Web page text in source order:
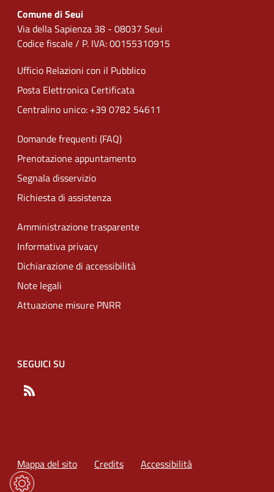
Comune di Seui
Via della Sapienza 38 - 08037 Seui
Codice fiscale / P. IVA: 00155310915
Ufficio Relazioni con il Pubblico
Posta Elettronica Certificata
Centralino unico: +39 0782 54611
Domande frequenti (FAQ)
Prenotazione appuntamento
Segnala disservizio
Richiesta di assistenza
Amministrazione trasparente
Informativa privacy
Dichiarazione di accessibilità
Note legali
Attuazione misure PNRR
SEGUICI SU
Mappa del sito Credits Accessibilità